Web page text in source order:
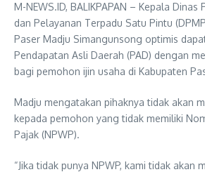
M-NEWS.ID, BALIKPAPAN – Kepala
dan Pelayanan Terpadu Satu Pintu
Paser Madju Simangunsong optimis
Pendapatan Asli Daerah (PAD) dengan
bagi pemohon ijin usaha di Kabupaten
Madju mengatakan pihaknya tidak akan
kepada pemohon yang tidak memiliki
Pajak (NPWP).
“Jika tidak punya NPWP, kami tidak akan